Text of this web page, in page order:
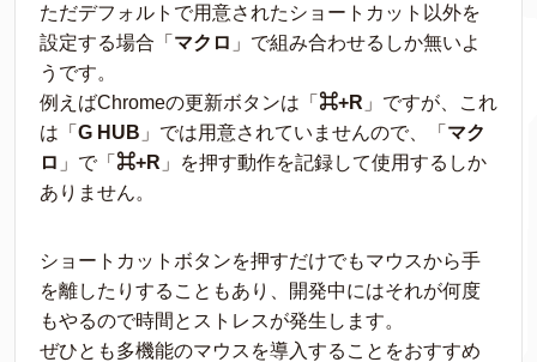
ただデフォルトで用意されたショートカット以外を
設定する場合「 マクロ 」で組み合わせるしか無いよ
うです。
例えばChromeの更新ボタンは「 ⌘+R 」ですが、これ
は「 G HUB 」では用意されていませんので、「 マク
ロ 」で「 ⌘+R 」を押す動作を記録して使用するしか
ありません。
ショートカットボタンを押すだけでもマウスから手
を離したりすることもあり、開発中にはそれが何度
もやるので時間とストレスが発生します。
ぜひとも多機能のマウスを導入することをおすすめ